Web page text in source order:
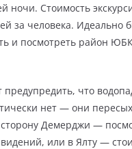
ночи. Стоимость
за человека. Идеально
и посмотреть район
предупредить, что
нет — они
Демерджи —
или в Ялту —